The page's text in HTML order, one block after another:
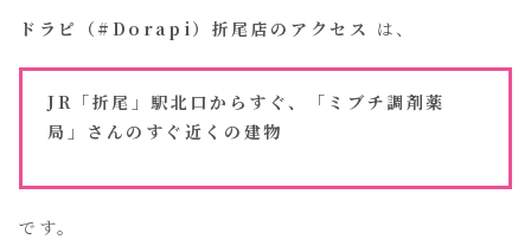
ドラピ（#Dorapi）折尾店のアクセス は、
JR「折尾」駅北口からすぐ、「ミブチ調剤薬
局」さんのすぐ近くの建物
です。